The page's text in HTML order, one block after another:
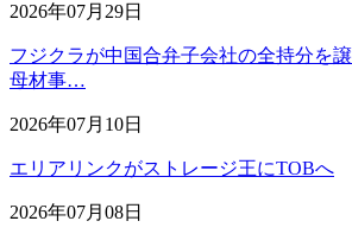
2026年07月29日
フジクラが中国合弁子会社の全持分を
母材事…
2026年07月10日
エリアリンクがストレージ王にTOBへ
2026年07月08日